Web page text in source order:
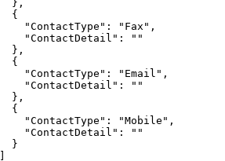
},
{
"ContactType" : " Fax " ,
"ContactDetail" :
""
},
{
"ContactType" : " Email " ,
"ContactDetail" :
""
},
{
"ContactType" : "Mobile " ,
"ContactDetail" :
""
}